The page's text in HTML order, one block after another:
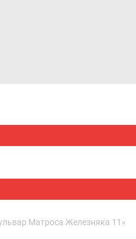
Матроса Железняка 11»